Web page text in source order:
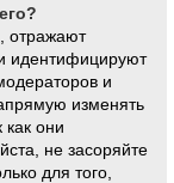
отражают
идентифицируют
и
изменять
они
не засоряйте
для того,